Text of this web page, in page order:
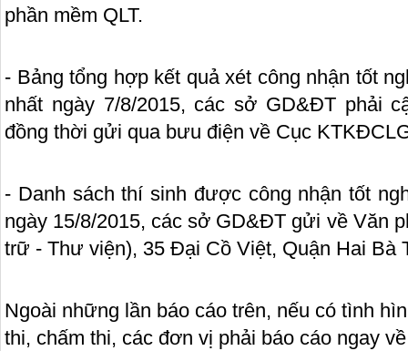
phần mềm QLT.
- Bảng tổng hợp kết quả xét công nhận tốt
nhất ngày 7/8/2015, các sở GD&ĐT phải
đồng thời gửi qua bưu điện về Cục
- Danh sách thí sinh được công nhận tốt
ngày 15/8/2015, các sở GD&ĐT gửi về Văn
trữ - Thư viện), 35 Đại Cồ Việt, Quận Hai Bà
Ngoài những lần báo cáo trên, nếu có tình
thi, chấm thi, các đơn vị phải báo cáo ngay